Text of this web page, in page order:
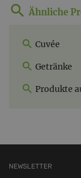
Ähnliche
Cuvée
Getränke
Produkte
NEWSLETTER